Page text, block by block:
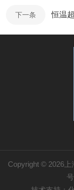
下一条
Copyright © 2026